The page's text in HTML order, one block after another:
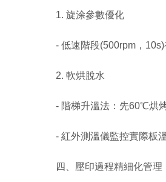
1. 旋涂參數優化
- 低速階段(500rpm，10s)
2. 軟烘脫水
- 階梯升溫法：先60℃烘烤1
- 紅外測溫儀監控實際板溫
四、壓印過程精細化管理